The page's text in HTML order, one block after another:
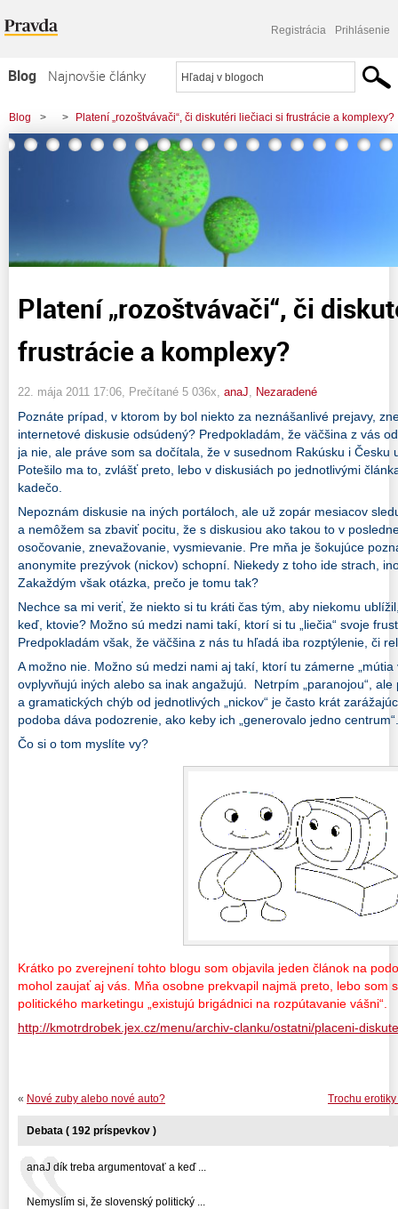
Registrácia Prihlásenie
Blog
Najnovšie články
Najčítanejšie články
Najkomentovanejšie články
Blog > > Platení „rozoštvávači“, či diskutéri liečiaci si frustrácie a komplexy?
Platení „rozoštvávači“, či
frustrácie a komplexy?
22. mája 2011 17:06 , Prečítané 5 036x, anaJ Nezaradené
Poznáte prípad, v ktorom by bol niekto za neznášanlivé prejavy,
internetové diskusie odsúdený? Predpokladám, že väčšina z vás
ja nie, ale práve som sa dočítala, že v susednom Rakúsku i Česku
Potešilo ma to, zvlášť preto, lebo v diskusiách po jednotlivými
kadečo.
Nepoznám diskusie na iných portáloch, ale už zopár mesiacov
a nemôžem sa zbaviť pocitu, že s diskusiou ako takou to v
osočovanie, znevažovanie, vysmievanie. Pre mňa je šokujúce
anonymite prezývok (nickov) schopní. Niekedy z toho ide strach,
Zakaždým však otázka, prečo je tomu tak?
Nechce sa mi veriť, že niekto si tu kráti čas tým, aby niekomu
keď, ktovie? Možno sú medzi nami takí, ktorí si tu „liečia“ svoje
Predpokladám však, že väčšina z nás tu hľadá iba rozptýlenie, či
A možno nie. Možno sú medzi nami aj takí, ktorí tu zámerne „mútia
ovplyvňujú iných alebo sa inak angažujú. Netrpím „paranojou“,
a gramatických chýb od jednotlivých „nickov“ je často krát
podoba dáva podozrenie, ako keby ich „generovalo jedno centrum“.
Čo si o tom myslíte vy?
Krátko po zverejnení tohto blogu som objavila jeden článok na
mohol zaujať aj vás. Mňa osobne prekvapil najmä preto, lebo som
politického marketingu „existujú brigádnici na rozpútavanie vášni“.
http://kmotrdrobek.jex.cz/menu/archiv-clanku/ostatni/placeni-
Trochu
« Nové zuby alebo nové auto?
Debata ( 192 príspevkov )
anaJ dík treba argumentovať a keď ...
Nemyslím si, že slovenský politický ...